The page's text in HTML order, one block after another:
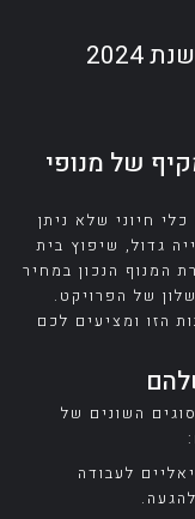
של מנופי
חיוני שלא ניתן
גדול, שיפוץ בית
המנוף הנכון במחיר
של הפרויקט.
הזו ומציעים לכם
השונים של
לעבודה